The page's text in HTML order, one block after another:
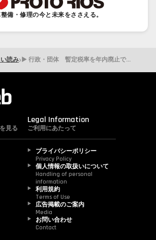
備・修理の今と未来をささえる。
読み› ▶ 行政・団体 暫定税率を年内廃止で与野党合意。補助金を段階的に増額
見る
Legal Information
ご利用にあたって
プライバシーポリシー
Privacy Policy
個人情報の取扱いについて
Handling of personal
information
利用規約
Terms of Use
広告掲載のご案内
Media
お問い合わせ
Contact